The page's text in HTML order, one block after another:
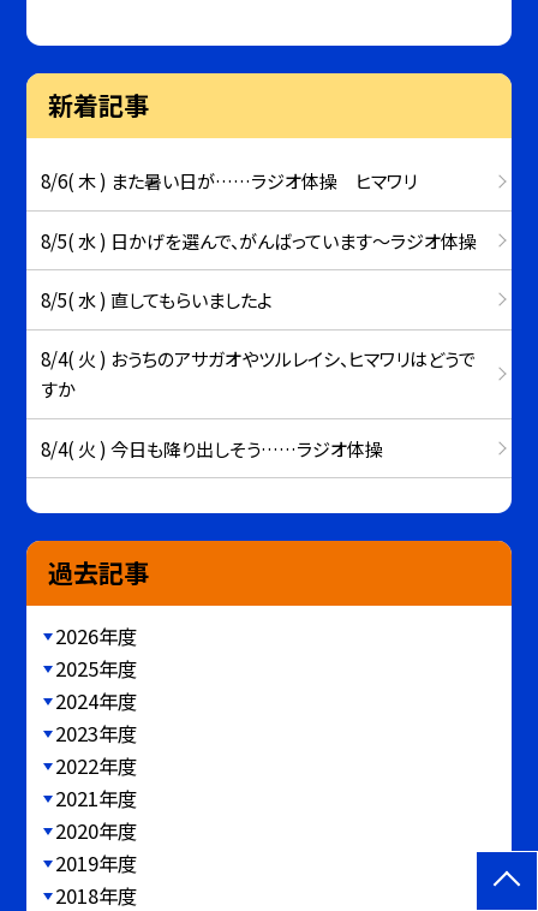
新着記事
8/6( 木 ) また暑い日が……ラジオ体操 ヒマワリ
8/5( 水 ) 日かげを選んで、がんばっています～ラジオ体操
8/5( 水 ) 直してもらいましたよ
8/4( 火 ) おうちのアサガオやツルレイシ、ヒマワリはどうで
すか
8/4( 火 ) 今日も降り出しそう……ラジオ体操
過去記事
2026年度
2025年度
2024年度
2023年度
2022年度
2021年度
2020年度
2019年度
2018年度